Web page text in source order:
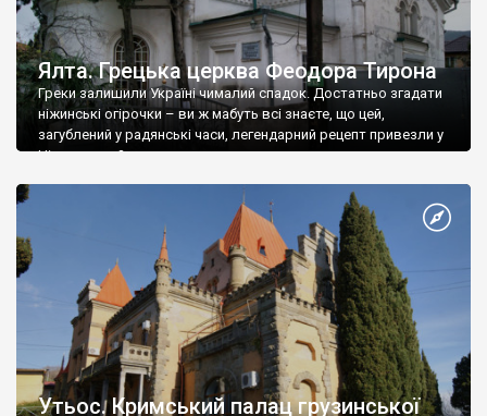
Ялта. Грецька церква Феодора Тирона
Греки залишили Україні чималий спадок. Достатньо згадати
ніжинські огірочки – ви ж мабуть всі знаєте, що цей,
загублений у радянські часи, легендарний рецепт привезли у
Ніжин греки?
Утьос. Кримський палац грузинської